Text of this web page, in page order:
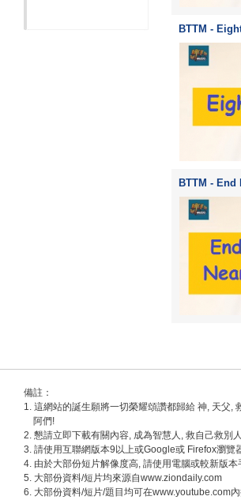
BTTM -
BTTM - End
備註：
1. 這網站的誕生願將一切榮耀頌讚都歸給 神, 天父,
阿們!
2. 懇請立即下載有關內容, 成為智慧人, 救自己救別
3. 請使用互聯網版本9以上或Google或 Firefox瀏覽
4. 由於大部份短片解像度高, 請使用電腦或較新版本
5. 大部份資料/短片均來源自www.ziondaily.com
6. 大部份資料/短片/題目均可在www.youtube.com